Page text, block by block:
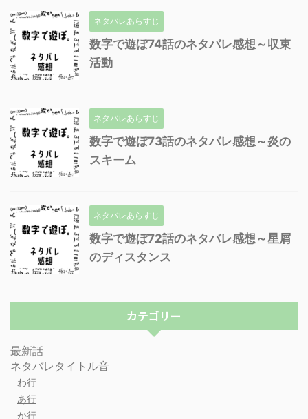
ネタバレあらすじ
数字で遊ぼ74話のネタバレ感想～収束
活動
ネタバレあらすじ
数字で遊ぼ73話のネタバレ感想～炎の
スキーム
ネタバレあらすじ
数字で遊ぼ72話のネタバレ感想～星屑
のディスタンス
カテゴリー
最新話
ネタバレタイトル音
わ行
あ行
か行